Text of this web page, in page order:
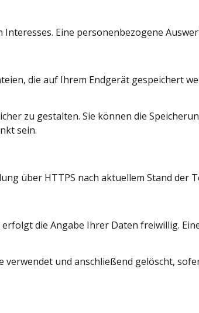
Eine personenbezogene
die auf Ihrem Endgerät gespeichert
zu gestalten. Sie können die
sein.
über HTTPS nach aktuellem Stand der
die Angabe Ihrer Daten freiwillig.
und anschließend gelöscht,